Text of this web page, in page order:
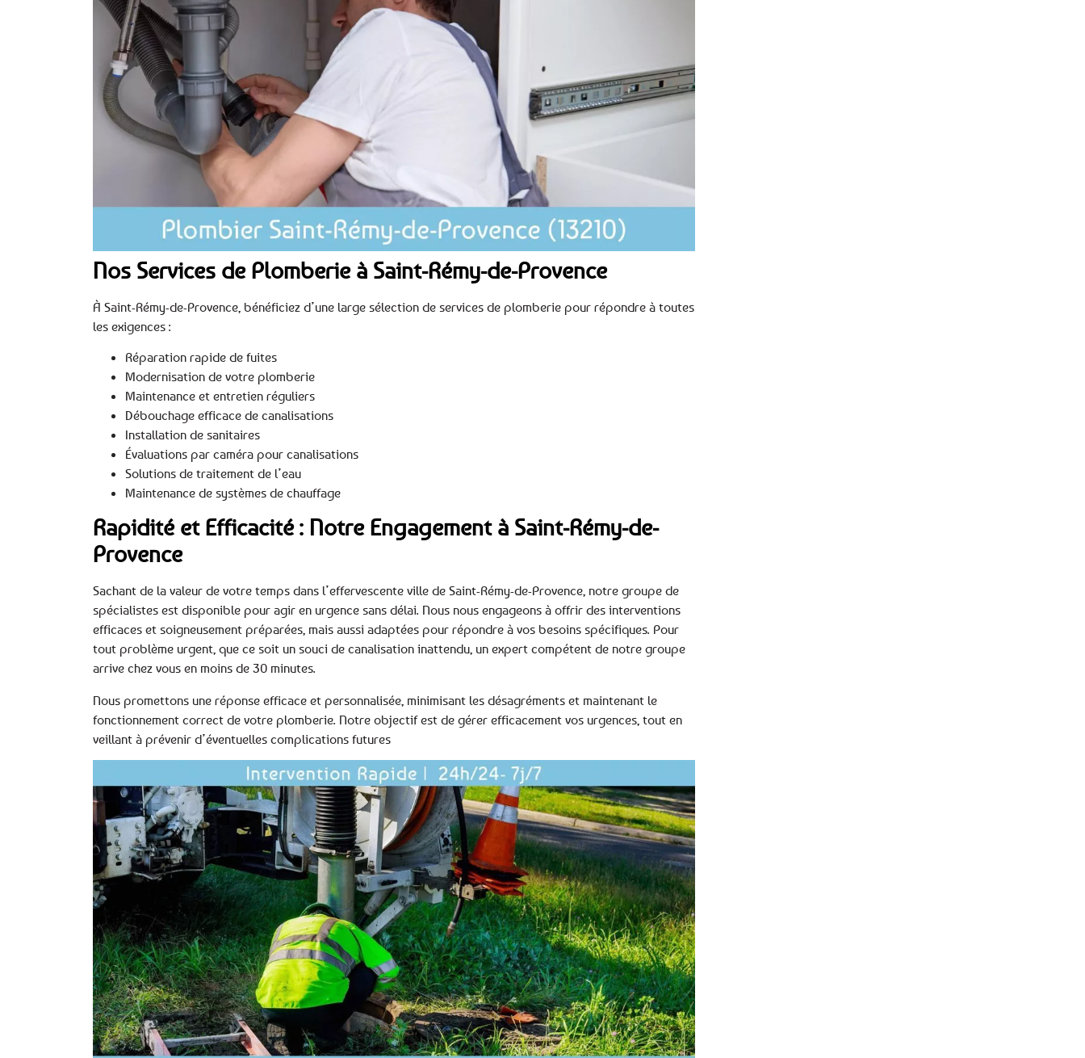
Nos Services de Plomberie à Saint-Rémy-de-Provence
À Saint-Rémy-de-Provence, bénéficiez d’une large sélection de services de plomberie pour répondre à toutes
les exigences :
Réparation rapide de fuites
Modernisation de votre plomberie
Maintenance et entretien réguliers
Débouchage efficace de canalisations
Installation de sanitaires
Évaluations par caméra pour canalisations
Solutions de traitement de l’eau
Maintenance de systèmes de chauffage
Rapidité et Efficacité : Notre Engagement à Saint-Rémy-de-
Provence
Sachant de la valeur de votre temps dans l’effervescente ville de Saint-Rémy-de-Provence, notre groupe de
spécialistes est disponible pour agir en urgence sans délai. Nous nous engageons à offrir des interventions
efficaces et soigneusement préparées, mais aussi adaptées pour répondre à vos besoins spécifiques. Pour
tout problème urgent, que ce soit un souci de canalisation inattendu, un expert compétent de notre groupe
arrive chez vous en moins de 30 minutes.
Nous promettons une réponse efficace et personnalisée, minimisant les désagréments et maintenant le
fonctionnement correct de votre plomberie. Notre objectif est de gérer efficacement vos urgences, tout en
veillant à prévenir d’éventuelles complications futures